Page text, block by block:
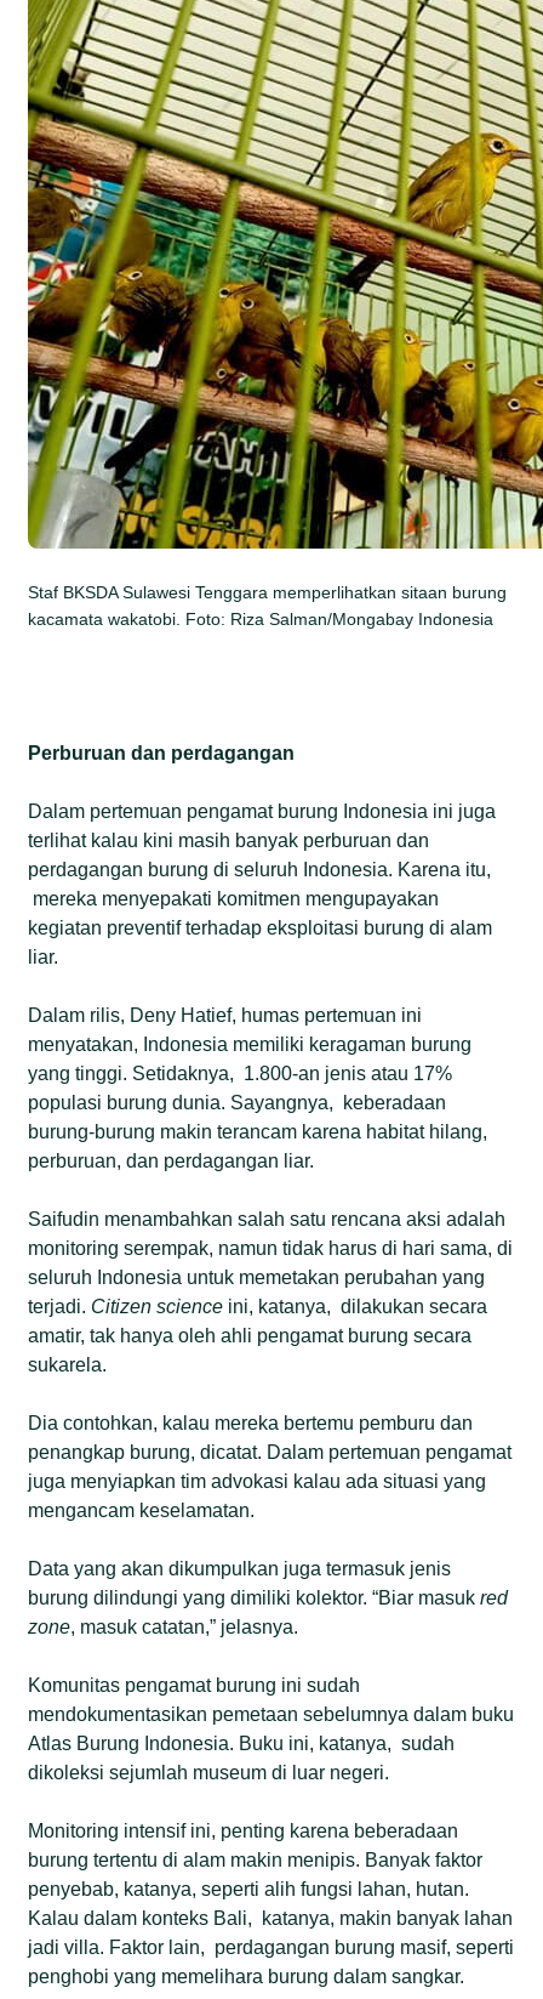
Staf BKSDA Sulawesi Tenggara memperlihatkan sitaan burung
kacamata wakatobi. Foto: Riza Salman/Mongabay Indonesia
Perburuan dan perdagangan
Dalam pertemuan pengamat burung Indonesia ini juga
terlihat kalau kini masih banyak perburuan dan
perdagangan burung di seluruh Indonesia. Karena itu,
mereka menyepakati komitmen mengupayakan
kegiatan preventif terhadap eksploitasi burung di alam
liar.
Dalam rilis, Deny Hatief, humas pertemuan ini
menyatakan, Indonesia memiliki keragaman burung
yang tinggi. Setidaknya, 1.800-an jenis atau 17%
populasi burung dunia. Sayangnya, keberadaan
burung-burung makin terancam karena habitat hilang,
perburuan, dan perdagangan liar.
Saifudin menambahkan salah satu rencana aksi adalah
monitoring serempak, namun tidak harus di hari sama, di
seluruh Indonesia untuk memetakan perubahan yang
terjadi. Citizen science ini, katanya, dilakukan secara
amatir, tak hanya oleh ahli pengamat burung secara
sukarela.
Dia contohkan, kalau mereka bertemu pemburu dan
penangkap burung, dicatat. Dalam pertemuan pengamat
juga menyiapkan tim advokasi kalau ada situasi yang
mengancam keselamatan.
Data yang akan dikumpulkan juga termasuk jenis
burung dilindungi yang dimiliki kolektor. “Biar masukred
zone, masuk catatan,” jelasnya.
Komunitas pengamat burung ini sudah
mendokumentasikan pemetaan sebelumnya dalam buku
Atlas Burung Indonesia. Buku ini, katanya, sudah
dikoleksi sejumlah museum di luar negeri.
Monitoring intensif ini, penting karena beberadaan
burung tertentu di alam makin menipis. Banyak faktor
penyebab, katanya, seperti alih fungsi lahan, hutan.
Kalau dalam konteks Bali, katanya, makin banyak lahan
jadi villa. Faktor lain, perdagangan burung masif, seperti
penghobi yang memelihara burung dalam sangkar.